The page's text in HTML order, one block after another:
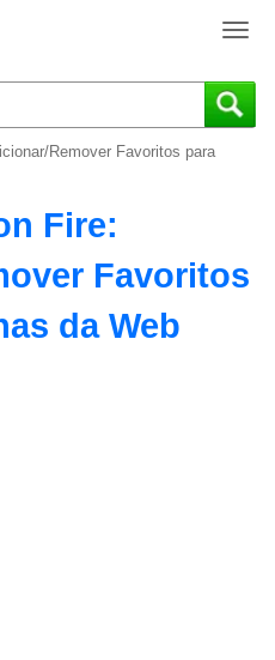
T
g
g
i
Remover Favoritos para
Fire:
Favoritos
da Web